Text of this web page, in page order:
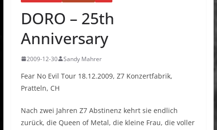
DORO – 25th
Anniversary
2009-12-30 Sandy Mahrer
Fear No Evil Tour 18.12.2009, Z7 Konzertfabrik,
Pratteln, CH
Nach zwei Jahren Z7 Abstinenz kehrt sie endlich
zurück, die Queen of Metal, die kleine Frau, die voller